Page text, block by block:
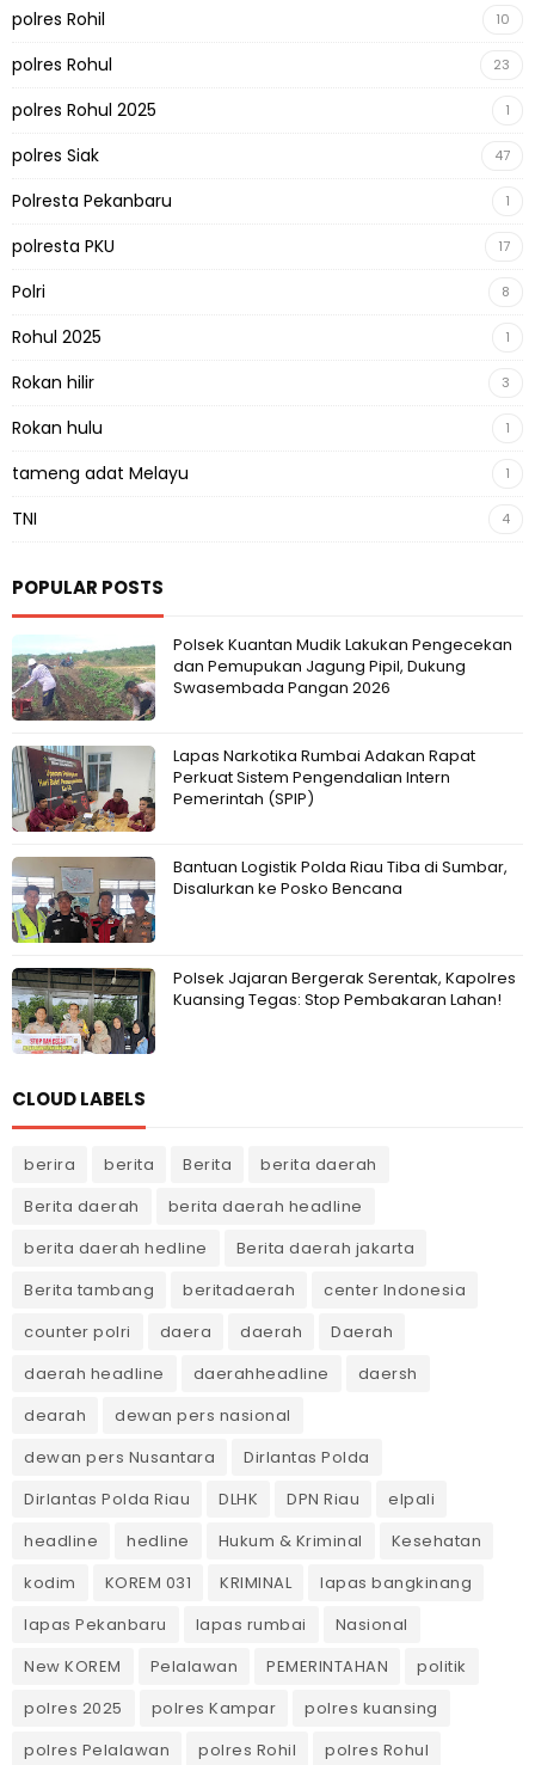
polres Rohil 10
polres Rohul 23
polres Rohul 2025 1
polres Siak 47
Polresta Pekanbaru 1
polresta PKU 17
Polri 8
Rohul 2025 1
Rokan hilir 3
Rokan hulu 1
tameng adat Melayu 1
TNI 4
POPULAR POSTS
Polsek Kuantan Mudik Lakukan Pengecekan
dan Pemupukan Jagung Pipil, Dukung
Swasembada Pangan 2026
Lapas Narkotika Rumbai Adakan Rapat
Perkuat Sistem Pengendalian Intern
Pemerintah (SPIP)
Bantuan Logistik Polda Riau Tiba di Sumbar,
Disalurkan ke Posko Bencana
Polsek Jajaran Bergerak Serentak, Kapolres
Kuansing Tegas: Stop Pembakaran Lahan!
CLOUD LABELS
berira berita Berita
berita daerah
Berita daerah
berita daerah headline
berita daerah hedline
Berita daerah jakarta
Berita tambang
beritadaerah
center Indonesia
counter polri
daera daerah
Daerah
daerah headline
daerahheadline
daersh
dearah
dewan pers nasional
dewan pers Nusantara
Dirlantas Polda
Dirlantas Polda Riau
DLHK DPN Riau
elpali
headline
hedline Hukum & Kriminal
Kesehatan
kodim
KOREM 031 KRIMINAL
lapas bangkinang
lapas Pekanbaru
lapas rumbai
Nasional
New KOREM
Pelalawan PEMERINTAHAN
politik
polres 2025
polres Kampar
polres kuansing
polres Pelalawan
polres Rohil polres Rohul